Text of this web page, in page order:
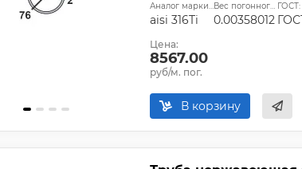
Аналог марки стали:
aisi 316Ti
Вес погонного метра, т.:
0.00358012
ГОСТ:
Цена:
8567.00
руб/м. пог.
В корзину